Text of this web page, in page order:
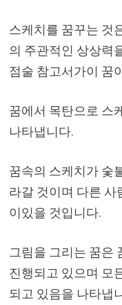
스케치를 꿈꾸는 것
의 주관적인 상상력
점술 참고서가이 꿈
꿈에서 목탄으로 스
나타냅니다.
꿈속의 스케치가 숯
라갈 것이며 다른 사
이있을 것입니다.
그림을 그리는 꿈은
진행되고 있으며 모
되고 있음을 나타냅